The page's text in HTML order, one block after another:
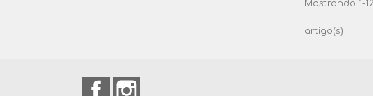
Mostrando 1-
artigo(s)
Facebook